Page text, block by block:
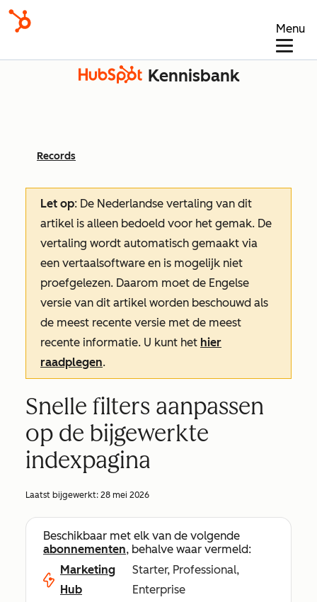
Menu
Kennisbank
Records
Let op: De Nederlandse vertaling van dit
artikel is alleen bedoeld voor het gemak. De
vertaling wordt automatisch gemaakt via
een vertaalsoftware en is mogelijk niet
proefgelezen. Daarom moet de Engelse
versie van dit artikel worden beschouwd als
de meest recente versie met de meest
recente informatie. U kunt het hier
raadplegen.
Snelle filters aanpassen
op de bijgewerkte
indexpagina
Laatst bijgewerkt: 28 mei 2026
Beschikbaar met elk van de volgende
abonnementen, behalve waar vermeld:
Marketing
Hub
Starter, Professional,
Enterprise